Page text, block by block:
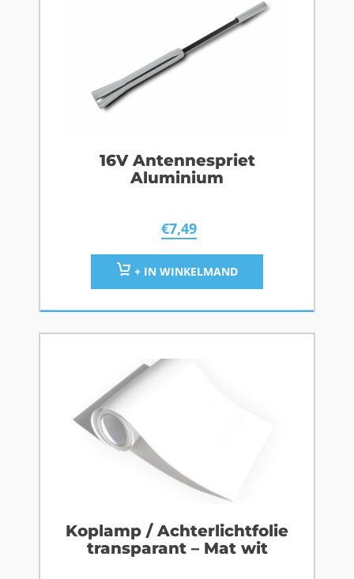
16V Antennespriet
Aluminium
€7,49
+ IN WINKELMAND
Koplamp / Achterlichtfolie
transparant – Mat wit